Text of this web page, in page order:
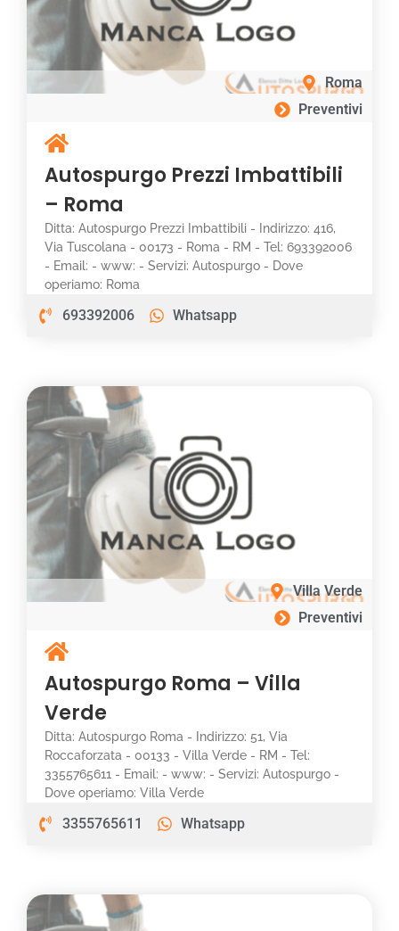
Roma
Preventivi
Autospurgo Prezzi Imbattibili
– Roma
Ditta: Autospurgo Prezzi Imbattibili - Indirizzo: 416,
Via Tuscolana - 00173 - Roma - RM - Tel: 693392006
- Email: - www: - Servizi: Autospurgo - Dove
operiamo: Roma
693392006 Whatsapp
Villa Verde
Preventivi
Autospurgo Roma – Villa
Verde
Ditta: Autospurgo Roma - Indirizzo: 51, Via
Roccaforzata - 00133 - Villa Verde - RM - Tel:
3355765611 - Email: - www: - Servizi: Autospurgo -
Dove operiamo: Villa Verde
3355765611 Whatsapp